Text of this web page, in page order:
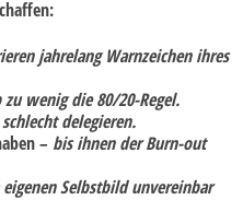
jahrelang Warnzeichen ihres
wenig die 80/20-Regel.
delegieren.
– bis ihnen der Burn-out
Selbstbild unvereinbar